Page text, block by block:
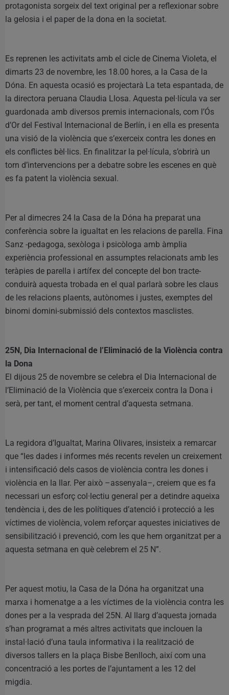
protagonista sorgeix del text original per a reflexionar sobre
la gelosia i el paper de la dona en la societat.
Es reprenen les activitats amb el cicle de Cinema Violeta, el
dimarts 23 de novembre, les 18.00 hores, a la Casa de la
Dóna. En aquesta ocasió es projectarà La teta espantada, de
la directora peruana Claudia Llosa. Aquesta pel·lícula va ser
guardonada amb diversos premis internacionals, com l’Ós
d’Or del Festival Internacional de Berlín, i en ella es presenta
una visió de la violència que s’exerceix contra les dones en
els conflictes bèl·lics. En finalitzar la pel·lícula, s’obrirà un
torn d’intervencions per a debatre sobre les escenes en què
es fa patent la violència sexual.
Per al dimecres 24 la Casa de la Dóna ha preparat una
conferència sobre la igualtat en les relacions de parella. Fina
Sanz -pedagoga, sexòloga i psicòloga amb àmplia
experiència professional en assumptes relacionats amb les
teràpies de parella i artífex del concepte del bon tracte-
conduirà aquesta trobada en el qual parlarà sobre les claus
de les relacions plaents, autònomes i justes, exemptes del
binomi domini-submissió dels contextos masclistes.
25N, Dia Internacional de l’Eliminació de la Violència contra
la Dona
El dijous 25 de novembre se celebra el Dia Internacional de
l’Eliminació de la Violència que s’exerceix contra la Dona i
serà, per tant, el moment central d’aquesta setmana.
La regidora d’Igualtat, Marina Olivares, insisteix a remarcar
que “les dades i informes més recents revelen un creixement
i intensificació dels casos de violència contra les dones i
violència en la llar. Per això –assenyala–, creiem que es fa
necessari un esforç col·lectiu general per a detindre aqueixa
tendència i, des de les polítiques d’atenció i protecció a les
víctimes de violència, volem reforçar aquestes iniciatives de
sensibilització i prevenció, com les que hem organitzat per a
aquesta setmana en què celebrem el 25 N”.
Per aquest motiu, la Casa de la Dóna ha organitzat una
marxa i homenatge a a les víctimes de la violència contra les
dones per a la vesprada del 25N. Al llarg d’aquesta jornada
s’han programat a més altres activitats que inclouen la
instal·lació d’una taula informativa i la realització de
diversos tallers en la plaça Bisbe Benlloch, així com una
concentració a les portes de l’ajuntament a les 12 del
migdia.